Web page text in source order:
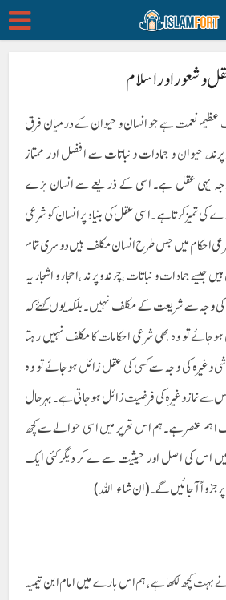
و شعور اور اسلام
عظیم نعمت ہے جو انسان و حیوان کے درمیان فرق
حیوان و جمادات و نباتات سے افضل اور ممتاز
وجہ یہی عقل ہے۔ اسی کے ذریعے سے انسان بڑے
کی تمیز کرتا ہے ۔اسی عقل کی بنیاد پر انسان کوشرعی
شرعی احکام میں جس طرح انسان مکلف ہیں دوسری تمام
جیسے جمادات و نباتات ،چرندو پرند ،احجار و اشجار یہ
وجہ سے شریعت کے مکلف نہیں۔بلکہ یوں کہئے کہ
تو وہ بھی شرعی احکامات کا مکلف نہیں رہتا
وغیرہ کی وجہ سےکسی کی عقل زائل ہوجائے تو وہ
سے نماز وغیرہ کی فرضیت زائل ہوجاتی ہے ۔بہرحال
اہم عنصر ہے۔ہم اس تحریر میں اسی حوالے سے کچھ
اس کی اصل اور حیثیت سے لے کر دیگر کئی ایک
آجائیں گے۔(ان شاء اللہ)
بہت کچھ لکھا ہے ،ہم اس بارے میں امام ابن تیمیہ